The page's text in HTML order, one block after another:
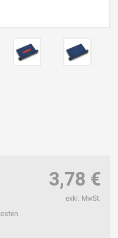
3,78 €
exkl. MwSt.